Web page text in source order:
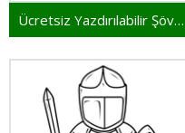
Ücretsiz Yazdırılabilir Şövalye